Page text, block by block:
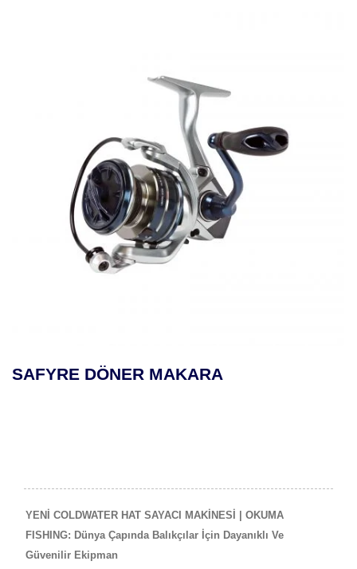
MAKARA
YENİ COLDWATER HAT SAYACI MAKİNESİ | OKUMA
FISHING: Dünya Çapında Balıkçılar İçin Dayanıklı Ve
Güvenilir Ekipman